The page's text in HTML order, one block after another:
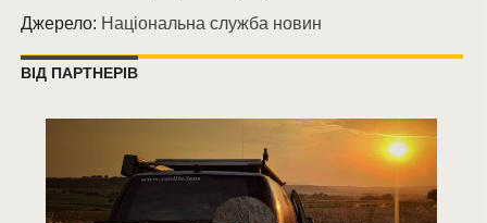
Джерело: Національна служба новин
ВІД ПАРТНЕРІВ